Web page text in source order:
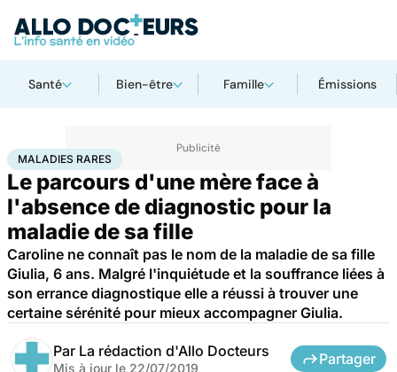
Santé Bien-être Famille Émissions
AccueilSantéMaladies Maladies raresMaladies rares
MALADIES RARES
Le parcours d'une mère face à
l'absence de diagnostic pour la
maladie de sa fille
Caroline ne connaît pas le nom de la maladie de sa fille
Giulia, 6 ans. Malgré l'inquiétude et la souffrance liées à
son errance diagnostique elle a réussi à trouver une
certaine sérénité pour mieux accompagner Giulia.
Par La rédaction d'Allo Docteurs
Mis à jour le 22/07/2019
Partager